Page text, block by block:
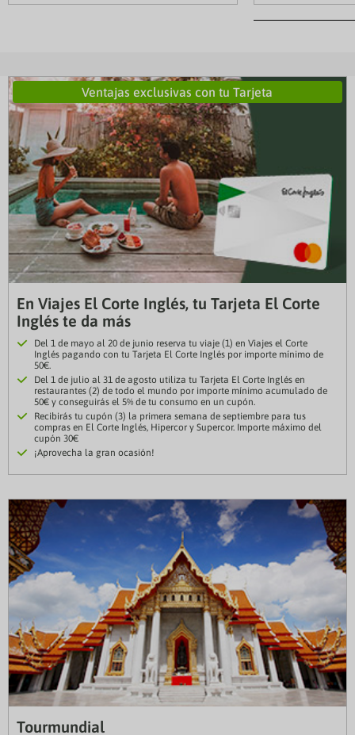
Ventajas exclusivas con tu Tarjeta
En Viajes El Corte Inglés, tu Tarjeta El Corte
Inglés te da más
Del 1 de mayo al 20 de junio reserva tu viaje (1) en Viajes el Corte
Inglés pagando con tu Tarjeta El Corte Inglés por importe mínimo de
50€.
Del 1 de julio al 31 de agosto utiliza tu Tarjeta El Corte Inglés en
restaurantes (2) de todo el mundo por importe mínimo acumulado de
50€ y conseguirás el 5% de tu consumo en un cupón.
Recibirás tu cupón (3) la primera semana de septiembre para tus
compras en El Corte Inglés, Hipercor y Supercor. Importe máximo del
cupón 30€
¡Aprovecha la gran ocasión!
Tourmundial